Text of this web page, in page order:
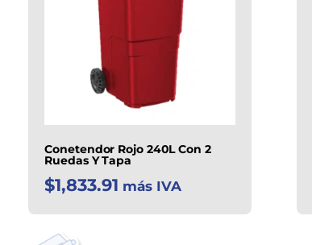
Conetendor Rojo 240L Con 2
Ruedas Y Tapa
$1,833.91 más IVA